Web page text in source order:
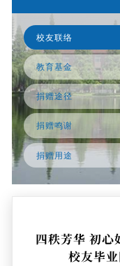
英文网站
校友联络
教育基金
捐赠途径
捐赠鸣谢
捐赠用途
四秩芳华 初
校友毕